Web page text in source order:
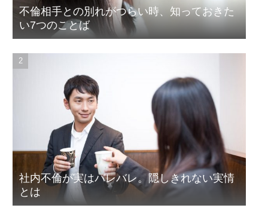
不倫相手との別れがつらい時、知っておきた
い7つのことば
社内不倫が実はバレバレ。隠しきれない実情
とは